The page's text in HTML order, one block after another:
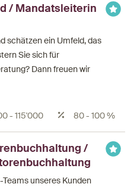
/ Mandatsleiterin
schätzen ein Umfeld, das
Sie sich für
Dann freuen wir
- 115'000 80 - 100 %
/
unseres Kunden